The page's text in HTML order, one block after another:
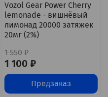
Vozol Gear Power Cherry
lemonade - вишнёвый
лимонад 20000 затяжек
20мг (2%)
1 550 ₽
1 100 ₽
Предзаказ